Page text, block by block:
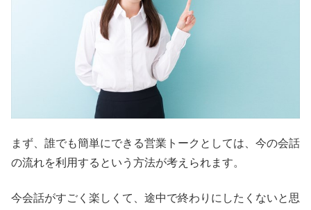
まず、誰でも簡単にできる営業トークとしては、今の会話
の流れを利用するという方法が考えられます。
今会話がすごく楽しくて、途中で終わりにしたくないと思